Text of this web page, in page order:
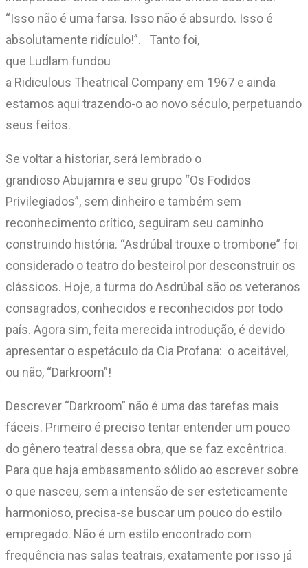
“Isso não é uma farsa. Isso não é absurdo. Isso é
absolutamente ridículo!”. Tanto foi,
que Ludlam fundou
a Ridiculous Theatrical Company em 1967 e ainda
estamos aqui trazendo-o ao novo século, perpetuando
seus feitos.
Se voltar a historiar, será lembrado o
grandioso Abujamra e seu grupo “Os Fodidos
Privilegiados”, sem dinheiro e também sem
reconhecimento crítico, seguiram seu caminho
construindo história. “Asdrúbal trouxe o trombone” foi
considerado o teatro do besteirol por desconstruir os
clássicos. Hoje, a turma do Asdrúbal são os veteranos
consagrados, conhecidos e reconhecidos por todo
país. Agora sim, feita merecida introdução, é devido
apresentar o espetáculo da Cia Profana: o aceitável,
ou não, “Darkroom”!
Descrever “Darkroom” não é uma das tarefas mais
fáceis. Primeiro é preciso tentar entender um pouco
do gênero teatral dessa obra, que se faz excêntrica.
Para que haja embasamento sólido ao escrever sobre
o que nasceu, sem a intensão de ser esteticamente
harmonioso, precisa-se buscar um pouco do estilo
empregado. Não é um estilo encontrado com
frequência nas salas teatrais, exatamente por isso já